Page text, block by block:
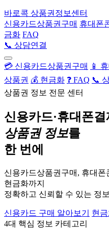
바로콕 상품권정보센터
신용카드상품권구매 휴대폰
금화 FAQ
📞 상담연결
💳 신용카드상품권구매 📱
상품권 💰 현금화 ❓ FAQ 📞
상품권 정보 전문 센터
신용카드·휴대폰결
상품권 정보를
한 번에
신용카드상품권구매, 휴대
현금화까지
정확하고 신뢰할 수 있는 정
신용카드 구매 알아보기
현
4대 핵심 정보 카테고리